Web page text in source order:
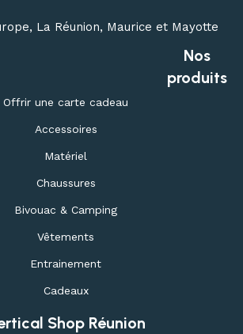
La Réunion, Maurice et Mayotte
Nos
produits
Offrir une carte cadeau
Accessoires
Matériel
Chaussures
Bivouac & Camping
Vêtements
Entrainement
Cadeaux
Shop Réunion